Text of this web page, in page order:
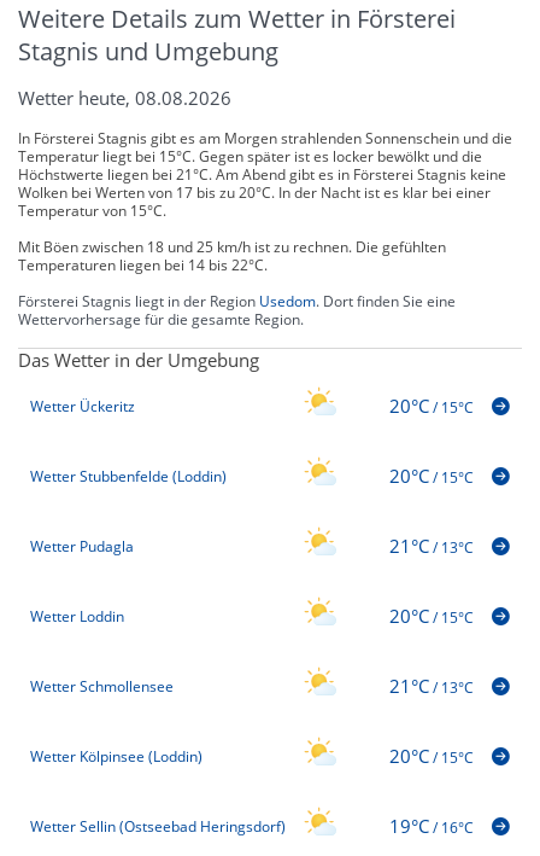
Weitere Details zum Wetter in Försterei
Stagnis und Umgebung
Wetter heute, 08.08.2026
In Försterei Stagnis gibt es am Morgen strahlenden Sonnenschein und die
Temperatur liegt bei 15°C. Gegen später ist es locker bewölkt und die
Höchstwerte liegen bei 21°C. Am Abend gibt es in Försterei Stagnis keine
Wolken bei Werten von 17 bis zu 20°C. In der Nacht ist es klar bei einer
Temperatur von 15°C.
Mit Böen zwischen 18 und 25 km/h ist zu rechnen. Die gefühlten
Temperaturen liegen bei 14 bis 22°C.
Försterei Stagnis liegt in der Region Usedom. Dort finden Sie eine
Wettervorhersage für die gesamte Region.
Das Wetter in der Umgebung
Wetter Ückeritz 20°C/15°C
Wetter Stubbenfelde (Loddin) 20°C/15°C
Wetter Pudagla 21°C/13°C
Wetter Loddin 20°C/15°C
Wetter Schmollensee 21°C/13°C
Wetter Kölpinsee (Loddin) 20°C/15°C
Wetter Sellin (Ostseebad Heringsdorf) 19°C/16°C